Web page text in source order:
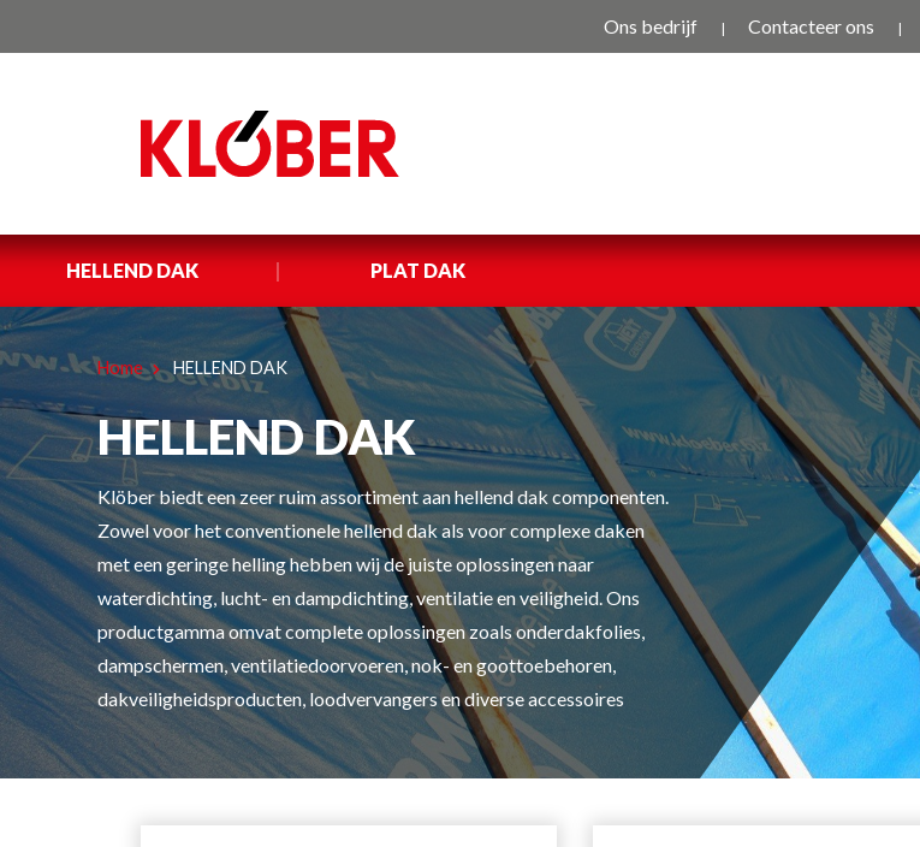
Ons bedrijf Contacteer ons
HELLEND DAK PLAT DAK
Home HELLEND DAK
HELLEND DAK
Klöber biedt een zeer ruim assortiment aan hellend dak componenten.
Zowel voor het conventionele hellend dak als voor complexe daken
met een geringe helling hebben wij de juiste oplossingen naar
waterdichting, lucht- en dampdichting, ventilatie en veiligheid. Ons
productgamma omvat complete oplossingen zoals onderdakfolies,
dampschermen, ventilatiedoorvoeren, nok- en goottoebehoren,
dakveiligheidsproducten, loodvervangers en diverse accessoires